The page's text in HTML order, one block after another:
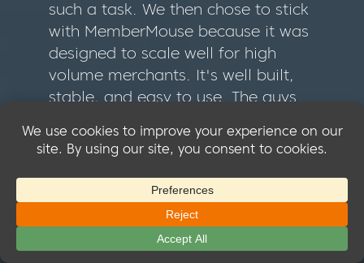
such a task. We then chose to stick
with MemberMouse because it was
designed to scale well for high
volume merchants. It's well built,
stable, and easy to use. The guys
how to create and develop
software, and it shows. If you're
serious about getting state-of-art
technology for your business, I
can't stress enough how
MemberMouse is amazing.